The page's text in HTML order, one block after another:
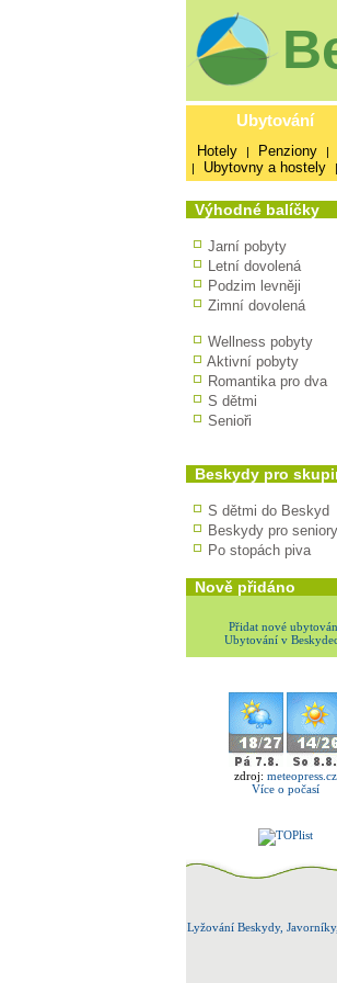
Ubytování
Hotely | Penziony |
| Ubytovny a hostely |
Výhodné balíčky
Jarní pobyty
Letní dovolená
Podzim levněji
Zimní dovolená
Wellness pobyty
Aktivní pobyty
Romantika pro dva
S dětmi
Senioři
Beskydy pro
S dětmi do Beskyd
Beskydy pro seniory
Po stopách piva
Nově přidáno
Přidat nové
Ubytování v
zdroj: meteopress.cz
Více o počasí
Lyžování Beskydy,